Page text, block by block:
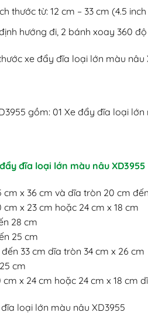
thước từ: 12 cm – 33 cm (4.5 inch
hướng đi, 2 bánh xoay 360
gồm: 01 Xe đẩy đĩa loại lớn
đĩa loại lớn màu nâu XD3955
cm x 36 cm và dĩa tròn 20 cm
x 23 cm hoặc 24 cm x 18 cm
28 cm
25 cm
33 cm dĩa tròn 34 cm x 26 cm
cm
x 24 cm hoặc 24 cm x 18 cm